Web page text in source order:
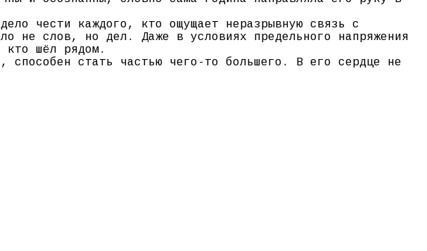
чести каждого, кто ощущает неразрывную связь с
не слов, но дел. Даже в условиях предельного напряжения
кто шёл рядом.
способен стать частью чего-то большего. В его сердце не